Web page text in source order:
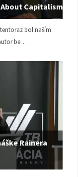
Capitalism
bol naším
be…
Rainera